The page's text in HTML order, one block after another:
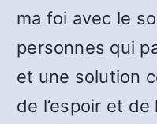
ma foi avec le
personnes qui
et une solution
de l’espoir et